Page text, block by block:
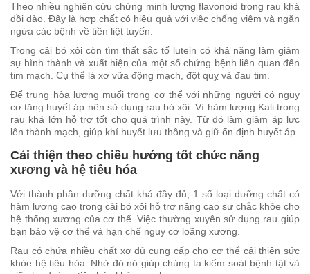
Theo nhiều nghiên cứu chứng minh lượng flavonoid trong rau khá
dồi dào. Đây là hợp chất có hiệu quả với việc chống viêm và ngăn
ngừa các bệnh về tiền liệt tuyến.
Trong cải bó xôi còn tìm thất sắc tố lutein có khả năng làm giảm
sự hình thành và xuất hiện của một số chứng bệnh liên quan đến
tim mạch. Cụ thể là xơ vữa động mạch, đột quỵ và đau tim.
Để trung hòa lượng muối trong cơ thể với những người có nguy
cơ tăng huyết áp nên sử dụng rau bó xôi. Vì hàm lượng Kali trong
rau khá lớn hỗ trợ tốt cho quá trình này. Từ đó làm giảm áp lực
lên thành mạch, giúp khí huyết lưu thông và giữ ổn định huyết áp.
Cải thiện theo chiều hướng tốt chức năng
xương và hệ tiêu hóa
Với thành phần dưỡng chất khá đầy đủ, 1 số loại dưỡng chất có
hàm lượng cao trong cải bó xôi hỗ trợ nâng cao sự chắc khỏe cho
hệ thống xương của cơ thể. Việc thường xuyên sử dụng rau giúp
bạn bảo vệ cơ thể và hạn chế nguy cơ loãng xương.
Rau có chứa nhiều chất xơ đủ cung cấp cho cơ thể cải thiện sức
khỏe hệ tiêu hóa. Nhờ đó nó giúp chúng ta kiểm soát bệnh tật và